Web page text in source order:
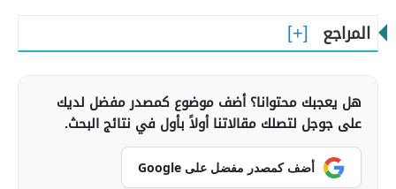
المراجع
هل يعجبك محتوانا؟ أضف موضوع كمصدر مفضل لديك
على جوجل لتصلك مقالاتنا أولاً بأول في نتائج البحث.
أضف كمصدر مفضل على Google